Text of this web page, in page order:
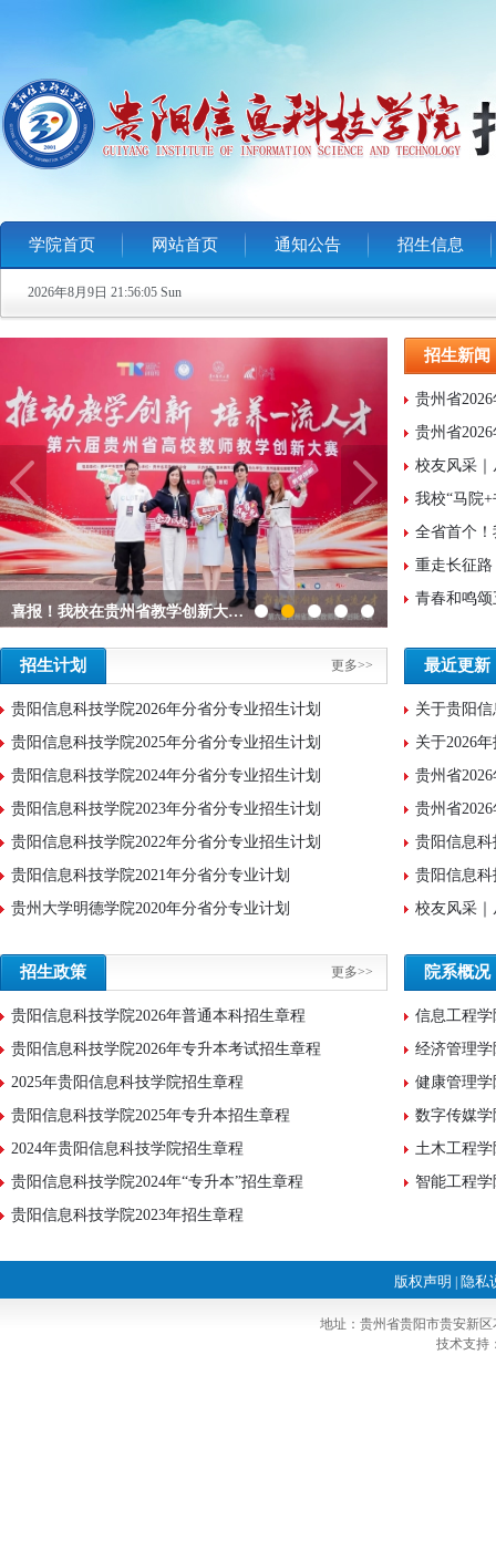
学院首页 网站首页 通知公告 招生信息
2026年8月9日 21:56:05 Sun
喜报！我校在贵州省教学创新大赛中创历史最佳成绩
招生新闻
贵州省
贵州省
招生计划 更多>>
贵阳信息科技学院2026年分省分专业招生计划
贵阳信息科技学院2025年分省分专业招生计划
贵阳信息科技学院2024年分省分专业招生计划
贵阳信息科技学院2023年分省分专业招生计划
贵阳信息科技学院2022年分省分专业招生计划
贵阳信息科技学院2021年分省分专业计划
贵州大学明德学院2020年分省分专业计划
最近更新
关于2026
贵州省
贵州省
贵阳信息科
贵阳信息科
招生政策 更多>>
贵阳信息科技学院2026年普通本科招生章程
贵阳信息科技学院2026年专升本考试招生章程
2025年贵阳信息科技学院招生章程
贵阳信息科技学院2025年专升本招生章程
2024年贵阳信息科技学院招生章程
贵阳信息科技学院2024年“专升本”招生章程
贵阳信息科技学院2023年招生章程
院系概况
信息工程学
经济管理学
健康管理学
数字传媒学
土木工程学
智能工程学
版权声明 隐私
地址：贵州省贵阳市贵安新
技术支持